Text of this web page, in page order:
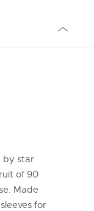
by star
of 90
Made
for